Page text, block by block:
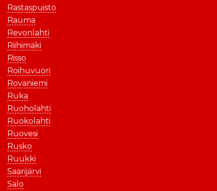
Rastaspuisto
Rauma
Revonlahti
Riihimäki
Risso
Roihuvuori
Rovaniemi
Ruka
Ruoholahti
Ruokolahti
Ruovesi
Rusko
Ruukki
Saarijärvi
Salo